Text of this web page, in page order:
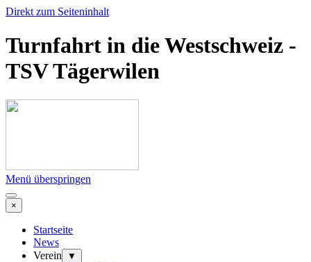
Direkt zum Seiteninhalt
Turnfahrt in die Westschweiz -
TSV Tägerwilen
Menü überspringen
×
Startseite
News
Verein
▼